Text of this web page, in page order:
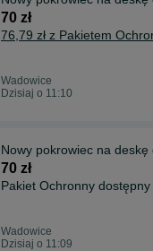
70 zł
76,79 zł z Pakietem
Wadowice
Dzisiaj o 11:10
Nowy pokrowiec na
70 zł
Pakiet Ochronny
Wadowice
Dzisiaj o 11:09